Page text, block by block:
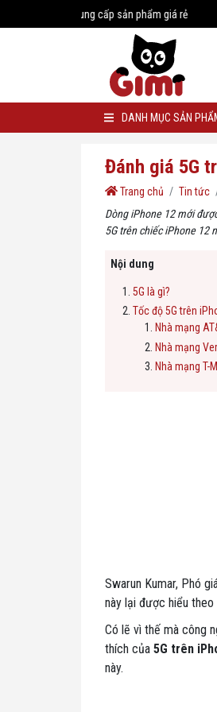
Đánh giá 5G
Trang chủ Tin tức
Dòng iPhone 12 mới
5G trên chiếc iPhone 12
Nội dung
5G là gì?
Tốc độ 5G trên
Nhà mạng
Nhà mạng
Nhà mạng T-
Swarun Kumar, Phó
này lại được hiểu
Có lẽ vì thế mà công
thích của 5G trên
này.
cung cấp sản phẩm giá rẻ
DANH MỤC SẢN